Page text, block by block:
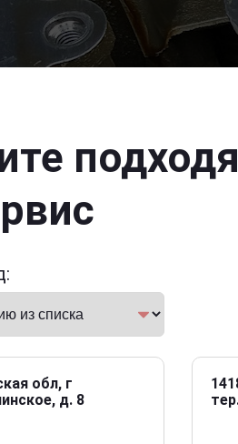
обл, г
д. 8